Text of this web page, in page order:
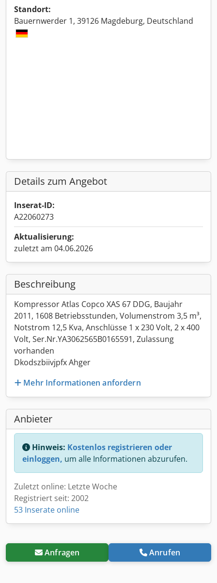
Standort:
Bauernwerder 1, 39126 Magdeburg, Deutschland
Details zum Angebot
Inserat-ID:
A22060273
Aktualisierung:
zuletzt am 04.06.2026
Beschreibung
Kompressor Atlas Copco XAS 67 DDG, Baujahr
2011, 1608 Betriebsstunden, Volumenstrom 3,5 m³,
Notstrom 12,5 Kva, Anschlüsse 1 x 230 Volt, 2 x 400
Volt, Ser.Nr.YA3062565B0165591, Zulassung
vorhanden
Dkodszbiivjpfx Ahger
Mehr Informationen anfordern
Anbieter
Hinweis: Kostenlos registrieren oder
einloggen, um alle Informationen abzurufen.
Zuletzt online: Letzte Woche
Registriert seit: 2002
53 Inserate online
Anfragen Anrufen